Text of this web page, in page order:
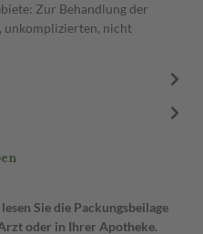
Zur Behandlung der
unkomplizierten, nicht
Sie die Packungsbeilage
oder in Ihrer Apotheke.